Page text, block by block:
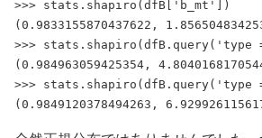
>>> stats.shapiro(dfB['b_mt'])
(0.9833155870437622,
>>>
(0.984963059425354,
>>>